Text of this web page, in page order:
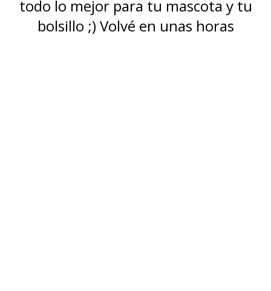
todo lo mejor para tu mascota y tu
bolsillo ;) Volvé en unas horas